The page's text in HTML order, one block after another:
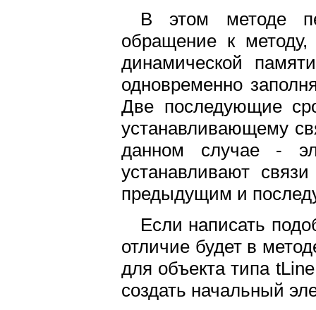
В этом методе
обращение к
динамической
одновременно
Две последующие
устанавливающему
данном случае -
устанавливают
предыдущим и
Если написать
отличие будет в
для объекта типа
создать начальный